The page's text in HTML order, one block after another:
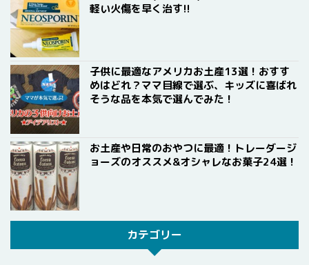
軽い火傷を早く治す!!
子供に最適なアメリカお土産13選！おすす
めはどれ？ママ目線で選ぶ、キッズに喜ばれ
そうな品を本気で選んでみた！
お土産や日常のおやつに最適！トレーダージ
ョーズのオススメ&オシャレなお菓子24選！
カテゴリー